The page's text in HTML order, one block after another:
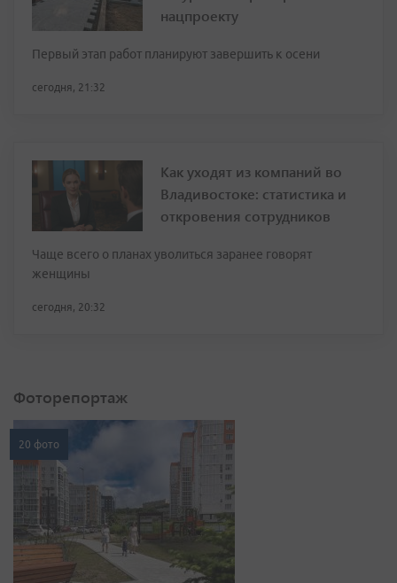
нацпроекту
Первый этап работ планируют завершить к осени
сегодня, 21:32
Как уходят из компаний во
Владивостоке: статистика и
откровения сотрудников
Чаще всего о планах уволиться заранее говорят
женщины
сегодня, 20:32
Фоторепортаж
20 фото